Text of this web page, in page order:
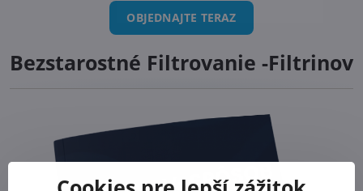
OBJEDNAJTE TERAZ
Bezstarostné Filtrovanie -Filtrinov